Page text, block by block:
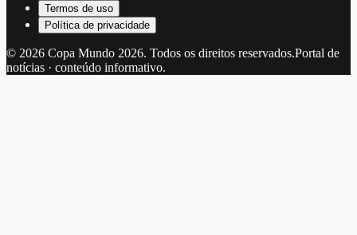
Termos de uso
Política de privacidade
© 2026 Copa Mundo 2026. Todos os direitos reservados.Portal de
notícias · conteúdo informativo.